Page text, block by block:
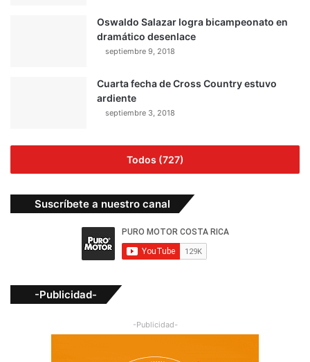
Oswaldo Salazar logra bicampeonato en
dramático desenlace
septiembre 9, 2018
Cuarta fecha de Cross Country estuvo
ardiente
septiembre 3, 2018
Todos (727)
Suscríbete a nuestro canal
-Publicidad-
-Publicidad-